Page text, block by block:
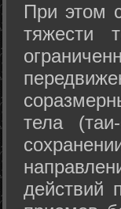
При этом
тяжести
тела
действий